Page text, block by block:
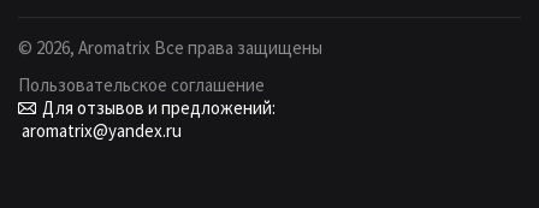
© 2026, Aromatrix Все права защищены
Пользовательское соглашение
Для отзывов и предложений:
aromatrix@yandex.ru